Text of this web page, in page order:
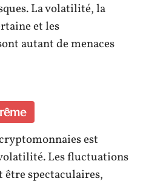
La volatilité, la
et les
autant de menaces
est
Les fluctuations
être spectaculaires,